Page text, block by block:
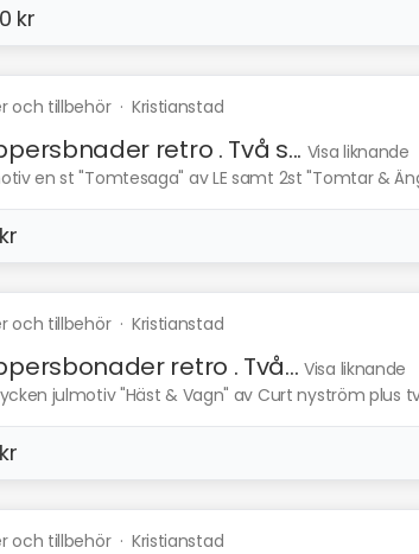
kr
och tillbehör· Kristianstad
retro . Två s... Visa liknande
en st "Tomtesaga" av LE samt 2st "Tomtar &
och tillbehör· Kristianstad
retro . Två... Visa liknande
julmotiv "Häst & Vagn" av Curt nyström plus
och tillbehör· Kristianstad